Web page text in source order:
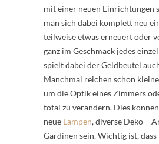
mit einer neuen Einrichtungen
man sich dabei komplett neu
teilweise etwas erneuert oder
ganz im Geschmack jedes
spielt dabei der Geldbeutel
Manchmal reichen schon
um die Optik eines Zimmers
total zu verändern. Dies
neue Lampen, diverse Deko –
Gardinen sein. Wichtig ist, dass